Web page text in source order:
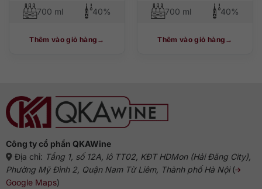
700 ml 40%
Thêm vào giỏ hàng
700 ml 40%
Thêm vào giỏ hàng
Công ty cổ phần QKAWine
Địa chỉ: Tầng 1, số 12A, lô TT02, KĐT HDMon (Hải Đăng City),
Phường Mỹ Đình 2, Quận Nam Từ Liêm, Thành phố Hà Nội(
Google Maps)